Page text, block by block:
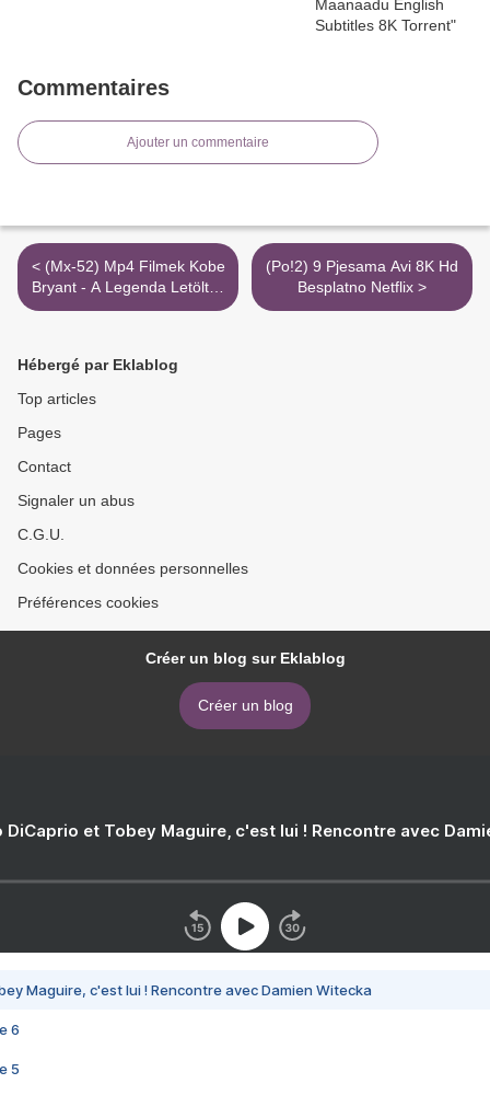
Commentaires
Ajouter un commentaire
< (Mx-52) Mp4 Filmek Kobe
Bryant - A Legenda Letöltés
1080P
(Po!2) 9 Pjesama Avi 8K Hd
Besplatno Netflix >
Hébergé par Eklablog
Top articles
Pages
Contact
Signaler un abus
C.G.U.
Cookies et données personnelles
Préférences cookies
Créer un blog sur Eklablog
Créer un blog
DiCaprio et Tobey Maguire, c'est lui ! Rencontre avec
Maguire, c'est lui ! Rencontre avec Damien Witecka
6
5